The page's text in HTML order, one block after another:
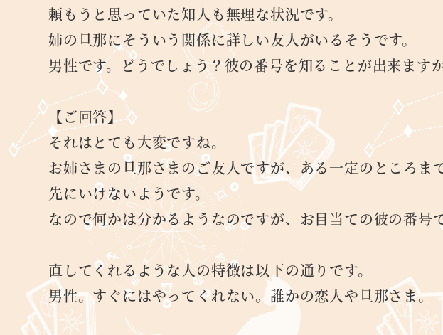
頼もうと思っていた知人も無理な状況です。
姉の旦那にそういう関係に詳しい友人がいるそうです。
男性です。どうでしょう？彼の番号を知ることが出来ます
【ご回答】
それはとても大変ですね。
お姉さまの旦那さまのご友人ですが、ある一定のところま
先にいけないようです。
なので何かは分かるようなのですが、お目当ての彼の番号
直してくれるような人の特徴は以下の通りです。
男性。すぐにはやってくれない。誰かの恋人や旦那さま。